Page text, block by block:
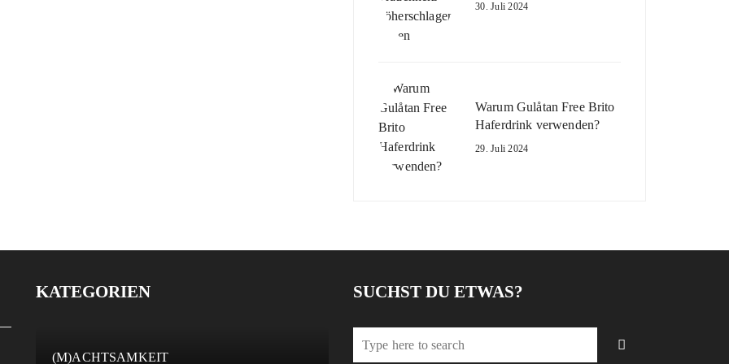
30. Juli 2024
Warum Gulåtan Free Brito
Haferdrink verwenden?
29. Juli 2024
KATEGORIEN
(M)ACHTSAMKEIT
SUCHST DU ETWAS?